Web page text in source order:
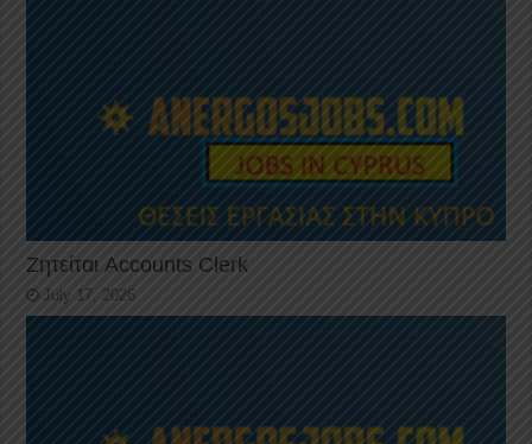
Ζητείται Accounts Clerk
July 17, 2026